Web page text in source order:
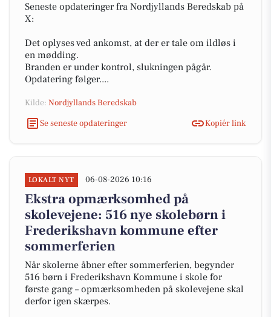
Seneste opdateringer fra Nordjyllands Beredskab på
X:
Det oplyses ved ankomst, at der er tale om ildløs i
en mødding.
Branden er under kontrol, slukningen pågår.
Opdatering følger....
Kilde: Nordjyllands Beredskab
Se seneste opdateringer
Kopiér link
LOKALT NYT 06-08-2026 10:16
Ekstra opmærksomhed på
skolevejene: 516 nye skolebørn i
Frederikshavn kommune efter
sommerferien
Når skolerne åbner efter sommerferien, begynder
516 børn i Frederikshavn Kommune i skole for
første gang – opmærksomheden på skolevejene skal
derfor igen skærpes.